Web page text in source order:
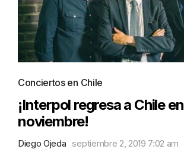
Conciertos en Chile
¡Interpol regresa a Chile en
noviembre!
Diego Ojeda septiembre 2, 2019 7:02 am